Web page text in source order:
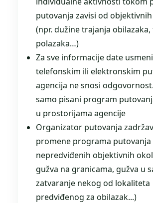
putovanja zavisi od
(npr. dužine trajanja
polazaka…)
Za sve informacije date
telefonskim ili elektronskim
agencija ne snosi
samo pisani program
u prostorijama agencije
Organizator putovanja
promene programa putovanja
nepredviđenih objektivnih
gužva na granicama, gužva u
zatvaranje nekog od lokaliteta
predviđenog za obilazak...)